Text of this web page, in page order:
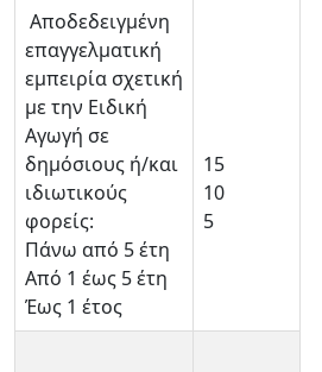
Αποδεδειγμένη
επαγγελματική
εμπειρία σχετική
με την Ειδική
Αγωγή σε
δημόσιους ή/και
ιδιωτικούς
φορείς:
Πάνω από 5 έτη
Από 1 έως 5 έτη
Έως 1 έτος
15
10
5